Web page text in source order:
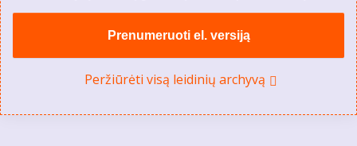
Prenumeruoti el. versiją
Peržiūrėti visą leidinių archyvą